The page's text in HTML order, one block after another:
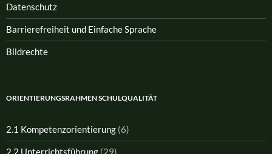
Datenschutz
Barrierefreiheit und Einfache Sprache
Bildrechte
ORIENTIERUNGSRAHMEN SCHULQUALITÄT
2.1 Kompetenzorientierung (6)
2.2 Unterrichtsführung (29)